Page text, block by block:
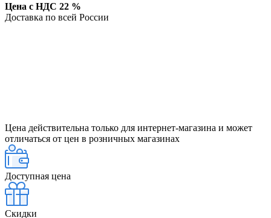
Цена с НДС 22 %
Доставка по всей России
Цена действительна только для интернет-магазина и может
отличаться от цен в розничных магазинах
Доступная цена
Скидки